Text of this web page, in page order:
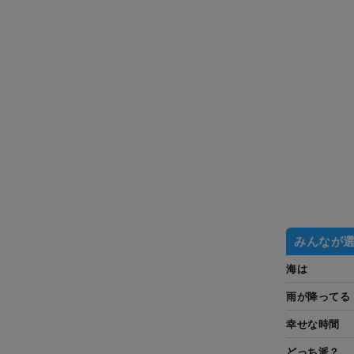
みんなが
海は
雨が降ってる
幸せな時間